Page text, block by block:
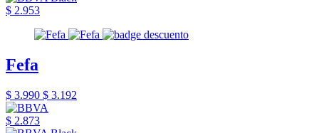
$ 2.953
Fefa
$ 3.990 $ 3.192
$ 2.873